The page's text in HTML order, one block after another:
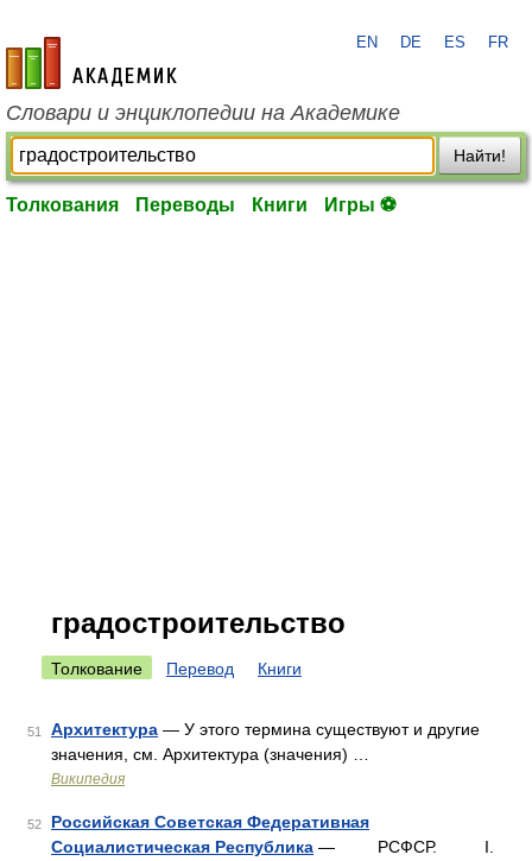
academic.ru
EN DE ES FR
Словари и энциклопедии на Академике
Найти!
Толкования Переводы Книги Игры ⚽
градостроительство
Толкование Перевод Книги
51 Архитектура — У этого термина существуют и другие
значения, см. Архитектура (значения) …
Википедия
52
Российская Советская Федеративная
Социалистическая Республика — РСФСР. I.